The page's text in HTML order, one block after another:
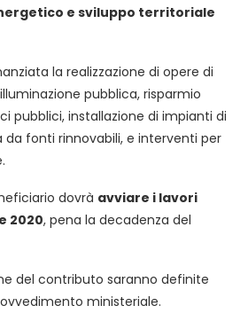
e sviluppo territoriale
la realizzazione di opere di
pubblica, risparmio
pubblici, installazione di impianti di
da fonti rinnovabili, e interventi per
dovrà avviare i lavori
2020, pena la decadenza del
del contributo saranno definite
ministeriale.